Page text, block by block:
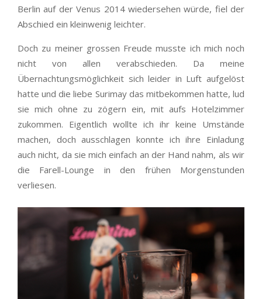
Berlin auf der Venus 2014 wiedersehen würde, fiel der
Abschied ein kleinwenig leichter.
Doch zu meiner grossen Freude musste ich mich noch
nicht von allen verabschieden. Da meine
Übernachtungsmöglichkeit sich leider in Luft aufgelöst
hatte und die liebe Surimay das mitbekommen hatte, lud
sie mich ohne zu zögern ein, mit aufs Hotelzimmer
zukommen. Eigentlich wollte ich ihr keine Umstände
machen, doch ausschlagen konnte ich ihre Einladung
auch nicht, da sie mich einfach an der Hand nahm, als wir
die Farell-Lounge in den frühen Morgenstunden
verliesen.